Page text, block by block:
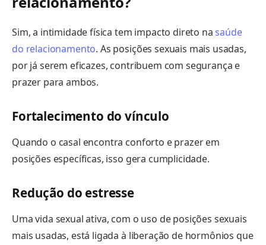
Sim, a intimidade física tem impacto direto nasaúde
do relacionamento. As posições sexuais mais usadas,
por já serem eficazes, contribuem com segurança e
prazer para ambos.
Fortalecimento do vínculo
Quando o casal encontra conforto e prazer em
posições específicas, isso gera cumplicidade.
Redução do estresse
Uma vida sexual ativa, com o uso de posições sexuais
mais usadas, está ligada à liberação de hormônios que